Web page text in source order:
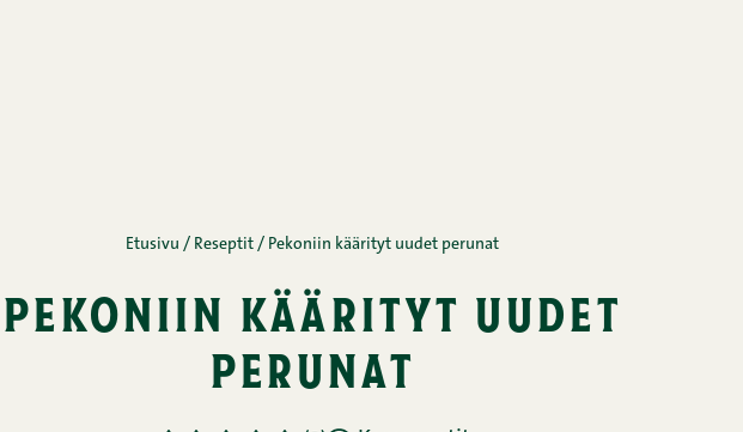
Etusivu / Reseptit / Pekoniin käärityt uudet perunat
pekoniin käärityt uudet
perunat